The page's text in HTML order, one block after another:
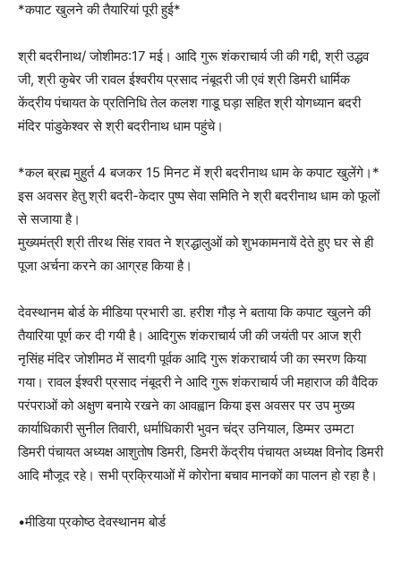
*कपाट खुलने की तैयारियां पूरी हुई*
श्री बदरीनाथ/ जोशीमठ:17 मई। आदि गुरू शंकराचार्य जी की गद्दी, श्री उद्धव
जी, श्री कुबेर जी रावल ईश्वरीय प्रसाद नंबूदरी जी एवं श्री डिमरी धार्मिक
केंद्रीय पंचायत के प्रतिनिधि तेल कलश गाडू घड़ा सहित श्री योगध्यान बदरी
मंदिर पांडुकेश्वर से श्री बदरीनाथ धाम पहुंचे।
*कल ब्रह्म मुहुर्त 4 बजकर 15 मिनट में श्री बदरीनाथ धाम के कपाट खुलेंगे।*
इस अवसर हेतु श्री बदरी-केदार पुष्प सेवा समिति ने श्री बदरीनाथ धाम को फूलों
से सजाया है।
मुख्यमंत्री श्री तीरथ सिंह रावत ने श्रद्धालुओं को शुभकामनायें देते हुए घर से ही
पूजा अर्चना करने का आग्रह किया है।
देवस्थानम बोर्ड के मीडिया प्रभारी डा. हरीश गौड़ ने बताया कि कपाट खुलने की
तैयारिया पूर्ण कर दी गयी है। आदिगुरू शंकराचार्य जी की जयंती पर आज श्री
नृसिंह मंदिर जोशीमठ में सादगी पूर्वक आदि गुरू शंकराचार्य जी का स्मरण किया
गया। रावल ईश्वरी प्रसाद नंबूदरी ने आदि गुरू शंकराचार्य जी महाराज की वैदिक
परंपराओं को अक्षुण बनाये रखने का आवह्वान किया इस अवसर पर उप मुख्य
कार्याधिकारी सुनील तिवारी, धर्माधिकारी भुवन चंद्र उनियाल, डिम्मर उम्मटा
डिमरी पंचायत अध्यक्ष आशुतोष डिमरी, डिमरी केंद्रीय पंचायत अध्यक्ष विनोद डिमरी
आदि मौजूद रहे। सभी प्रक्रियाओं में कोरोना बचाव मानकों का पालन हो रहा है।
•मीडिया प्रकोष्ठ देवस्थानम बोर्ड